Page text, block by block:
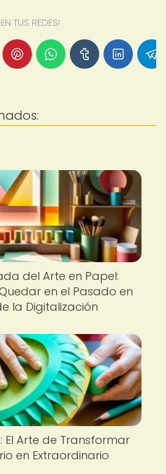
TUS REDES!
del Arte en Papel:
en el Pasado en
la Digitalización
El Arte de Transformar
en Extraordinario